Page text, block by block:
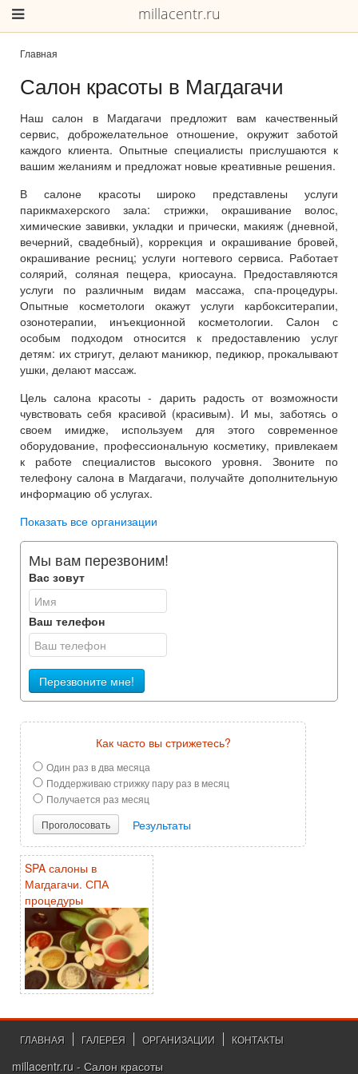
millacentr.ru
Главная
Салон красоты в Магдагачи
Наш салон в Магдагачи предложит вам качественный
сервис, доброжелательное отношение, окружит заботой
каждого клиента. Опытные специалисты прислушаются к
вашим желаниям и предложат новые креативные решения.
В салоне красоты широко представлены услуги
парикмахерского зала: стрижки, окрашивание волос,
химические завивки, укладки и прически, макияж (дневной,
вечерний, свадебный), коррекция и окрашивание бровей,
окрашивание ресниц; услуги ногтевого сервиса. Работает
солярий, соляная пещера, криосауна. Предоставляются
услуги по различным видам массажа, спа-процедуры.
Опытные косметологи окажут услуги карбокситерапии,
озонотерапии, инъекционной косметологии. Салон с
особым подходом относится к предоставлению услуг
детям: их стригут, делают маникюр, педикюр, прокалывают
ушки, делают массаж.
Цель салона красоты - дарить радость от возможности
чувствовать себя красивой (красивым). И мы, заботясь о
своем имидже, используем для этого современное
оборудование, профессиональную косметику, привлекаем
к работе специалистов высокого уровня. Звоните по
телефону салона в Магдагачи, получайте дополнительную
информацию об услугах.
Показать все организации
Мы вам перезвоним!
Вас зовут
Ваш телефон
Перезвоните мне!
Как часто вы стрижетесь?
Один раз в два месяца
Поддерживаю стрижку пару раз в месяц
Получается раз месяц
Проголосовать
Результаты
SPA салоны в
Магдагачи. СПА
процедуры
ГЛАВНАЯ ГАЛЕРЕЯ ОРГАНИЗАЦИИ КОНТАКТЫ
millacentr.ru - Салон красоты